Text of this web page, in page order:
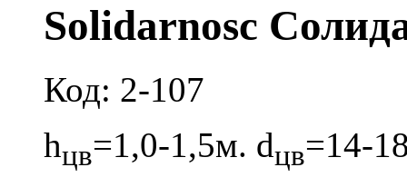
Solidarnosc
Код: 2-107
hцв=1,0-1,5м. dцв=14-